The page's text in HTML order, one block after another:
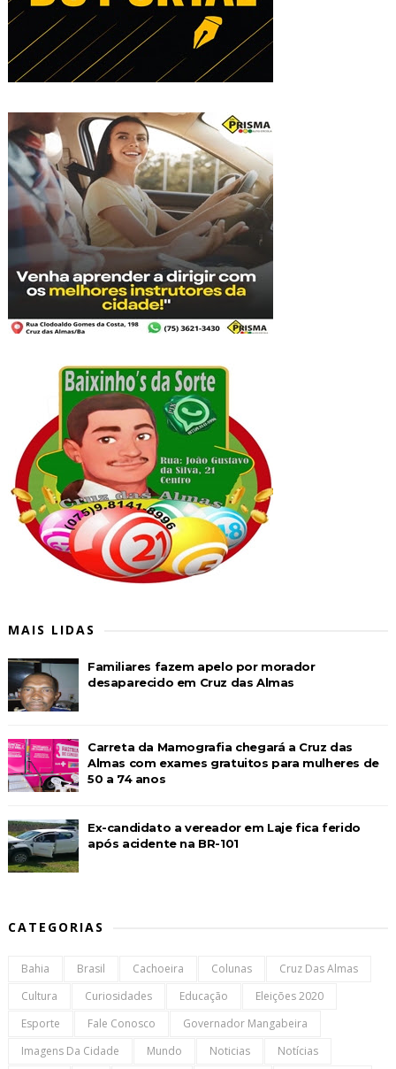
MAIS LIDAS
Familiares fazem apelo por morador
desaparecido em Cruz das Almas
Carreta da Mamografia chegará a Cruz das
Almas com exames gratuitos para mulheres de
50 a 74 anos
Ex-candidato a vereador em Laje fica ferido
após acidente na BR-101
CATEGORIAS
Bahia Brasil Cachoeira Colunas
Cruz Das Almas
Cultura
Curiosidades Educação
Eleições 2020
Esporte
Fale Conosco
Governador Mangabeira
Imagens Da Cidade
Mundo Noticias
Notícias